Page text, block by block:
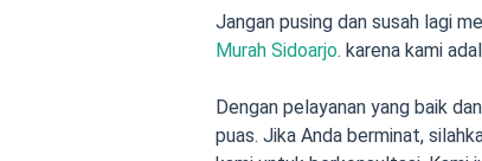
Jangan pusing dan susah lagi
Murah Sidoarjo. karena kami
Dengan pelayanan yang baik
puas. Jika Anda berminat,